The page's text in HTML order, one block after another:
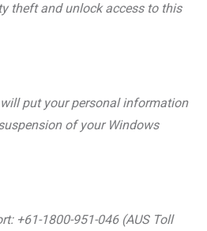
theft and unlock access to this
put your personal information
of your Windows
+61-1800-951-046 (AUS Toll